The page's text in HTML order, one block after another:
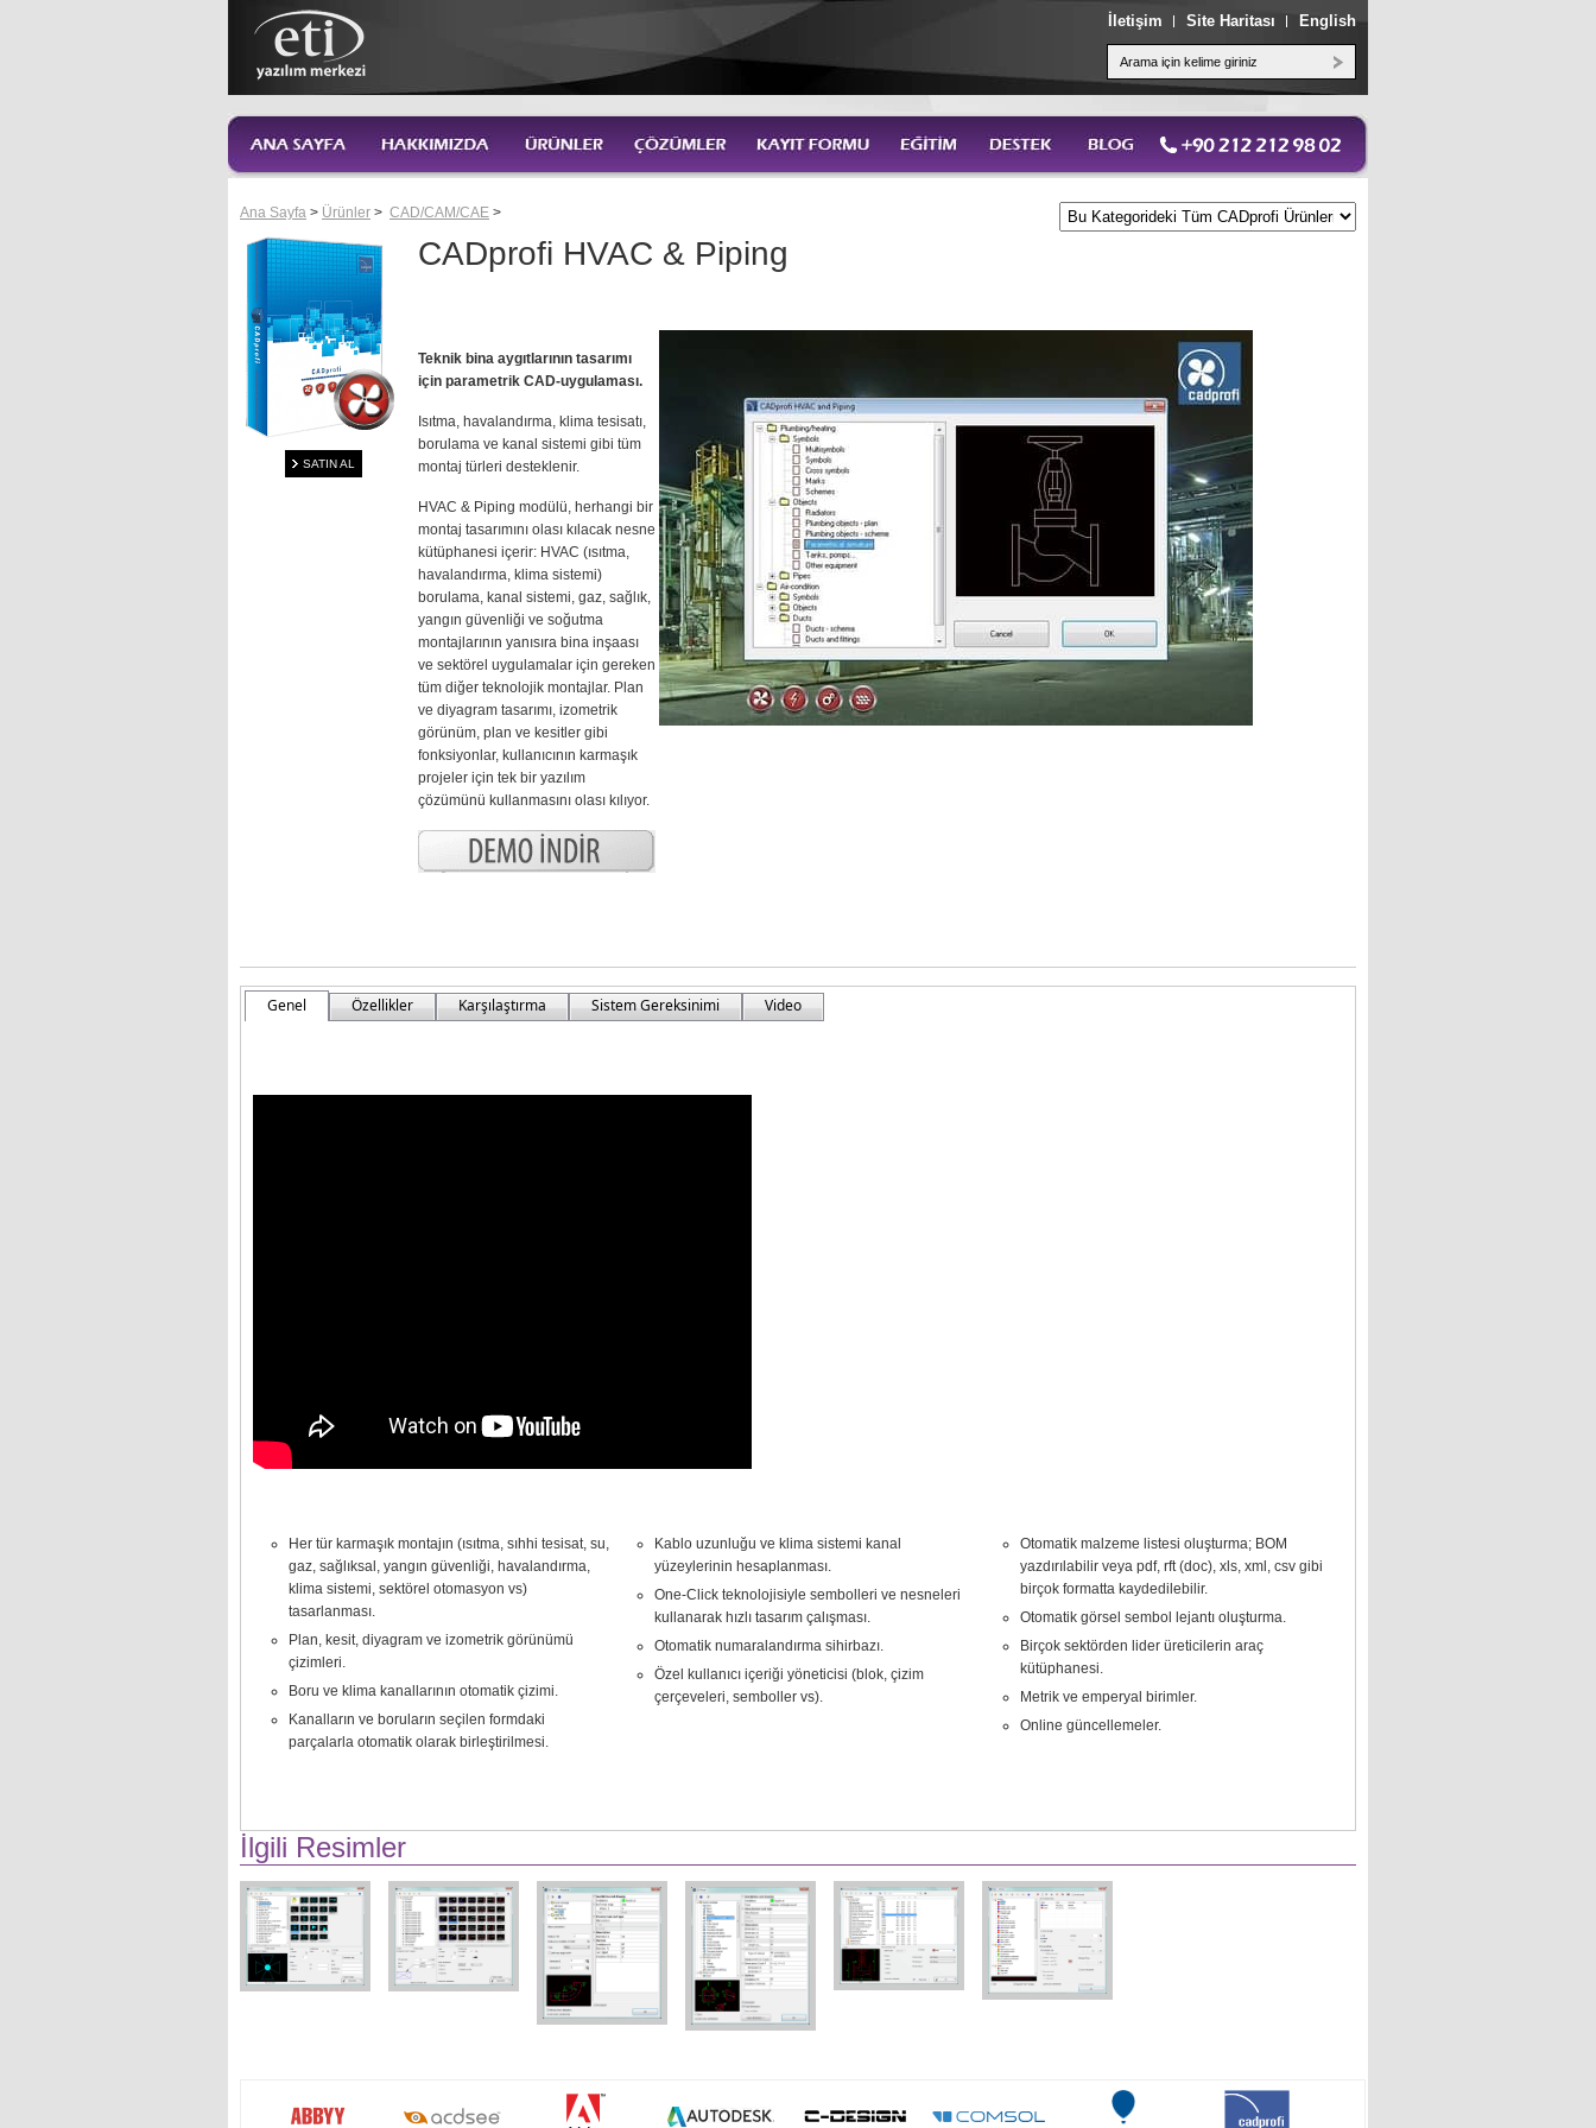
İletişim Site Haritası English
Ana Sayfa > Ürünler > CAD/CAM/CAE >
SATIN AL
CADprofi HVAC & Piping
Teknik bina aygıtlarının tasarımı
için parametrik CAD-uygulaması.
Isıtma, havalandırma, klima tesisatı,
borulama ve kanal sistemi gibi tüm
montaj türleri desteklenir.
HVAC & Piping modülü, herhangi bir
montaj tasarımını olası kılacak nesne
kütüphanesi içerir: HVAC (ısıtma,
havalandırma, klima sistemi)
borulama, kanal sistemi, gaz, sağlık,
yangın güvenliği ve soğutma
montajlarının yanısıra bina inşaası
ve sektörel uygulamalar için gereken
tüm diğer teknolojik montajlar. Plan
ve diyagram tasarımı, izometrik
görünüm, plan ve kesitler gibi
fonksiyonlar, kullanıcının karmaşık
projeler için tek bir yazılım
çözümünü kullanmasını olası kılıyor.
Genel Özellikler Karşılaştırma Sistem Gereksinimi Video
Her tür karmaşık montajın (ısıtma, sıhhi tesisat, su,
gaz, sağlıksal, yangın güvenliği, havalandırma,
klima sistemi, sektörel otomasyon vs)
tasarlanması.
Plan, kesit, diyagram ve izometrik görünümü
çizimleri.
Boru ve klima kanallarının otomatik çizimi.
Kanalların ve boruların seçilen formdaki
parçalarla otomatik olarak birleştirilmesi.
Kablo uzunluğu ve klima sistemi kanal
yüzeylerinin hesaplanması.
One-Click teknolojisiyle sembolleri ve nesneleri
kullanarak hızlı tasarım çalışması.
Otomatik numaralandırma sihirbazı.
Özel kullanıcı içeriği yöneticisi (blok, çizim
çerçeveleri, semboller vs).
Otomatik malzeme listesi oluşturma; BOM
yazdırılabilir veya pdf, rft (doc), xls, xml, csv gibi
birçok formatta kaydedilebilir.
Otomatik görsel sembol lejantı oluşturma.
Birçok sektörden lider üreticilerin araç
kütüphanesi.
Metrik ve emperyal birimler.
Online güncellemeler.
İlgili Resimler